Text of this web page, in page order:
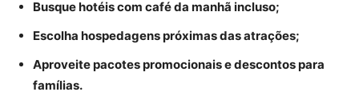
Busque hotéis com café da manhã incluso;
Escolha hospedagens próximas das atrações;
Aproveite pacotes promocionais e descontos para
famílias.